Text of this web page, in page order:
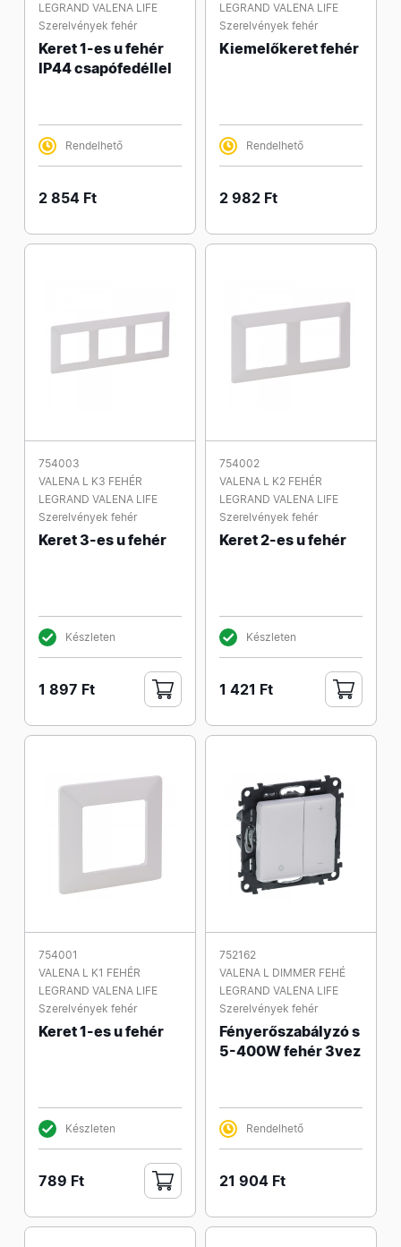
LEGRAND VALENA LIFE
Szerelvények fehér
Keret 1-es u fehér
IP44 csapófedéllel
Rendelhető
2 854 Ft
LEGRAND VALENA LIFE
Szerelvények fehér
Kiemelőkeret fehér
Rendelhető
2 982 Ft
754003
VALENA L K3 FEHÉR
LEGRAND VALENA LIFE
Szerelvények fehér
Keret 3-es u fehér
Készleten
1 897 Ft
754002
VALENA L K2 FEHÉR
LEGRAND VALENA LIFE
Szerelvények fehér
Keret 2-es u fehér
Készleten
1 421 Ft
754001
VALENA L K1 FEHÉR
LEGRAND VALENA LIFE
Szerelvények fehér
Keret 1-es u fehér
Készleten
789 Ft
752162
VALENA L DIMMER FEHÉ
LEGRAND VALENA LIFE
Szerelvények fehér
Fényerőszabályzó s
5-400W fehér 3vez
Rendelhető
21 904 Ft